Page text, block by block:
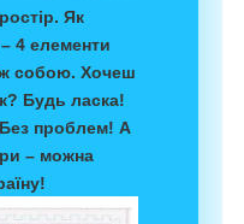
. Як
4 елементи
собою. Хочеш
Будь ласка!
проблем! А
– можна